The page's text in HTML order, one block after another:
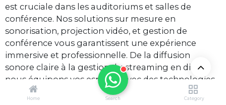
Home Search Category
est cruciale dans les auditoriums et salles de
conférence. Nos solutions sur mesure en
sonorisation, projection vidéo, et gestion de
conférence vous garantissent une expérience
immersive et professionnelle. De la diffusion
sonore claire à la gestion du streaming en direct,
nous équipons vos espaces avec des technologies
fiables et performantes pour répondre à tous vos